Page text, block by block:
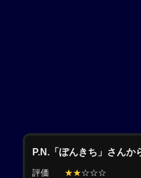
P.N.「ぽんきち」さんか
評価 ★★☆☆☆